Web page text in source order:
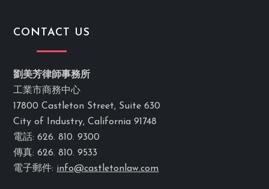
CONTACT US
劉美芳律師事務所
工業市商務中心
17800 Castleton Street, Suite 630
City of Industry, California 91748
電話: 626. 810. 9300
傳真: 626. 810. 9533
電子郵件: info@castletonlaw.com